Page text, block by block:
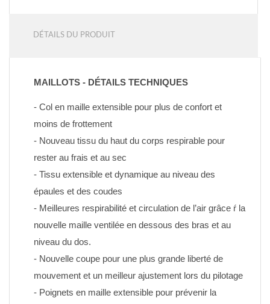
DÉTAILS DU PRODUIT
MAILLOTS - DÉTAILS TECHNIQUES
- Col en maille extensible pour plus de confort et
moins de frottement
- Nouveau tissu du haut du corps respirable pour
rester au frais et au sec
- Tissu extensible et dynamique au niveau des
épaules et des coudes
- Meilleures respirabilité et circulation de l’air grâce ŕ la
nouvelle maille ventilée en dessous des bras et au
niveau du dos.
- Nouvelle coupe pour une plus grande liberté de
mouvement et un meilleur ajustement lors du pilotage
- Poignets en maille extensible pour prévenir la